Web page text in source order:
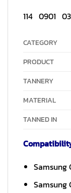
114 0901
CATEGORY
PRODUCT
TANNERY
MATERIAL
TANNED IN
Samsung
Samsung